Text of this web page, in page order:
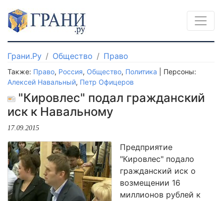
Грани.Ру Общество Право
Также: Право, Россия, Общество, Политика | Персоны:
Алексей Навальный, Петр Офицеров
"Кировлес" подал гражданский
иск к Навальному
17.09.2015
Предприятие
"Кировлес" подало
гражданский иск о
возмещении 16
миллионов рублей к